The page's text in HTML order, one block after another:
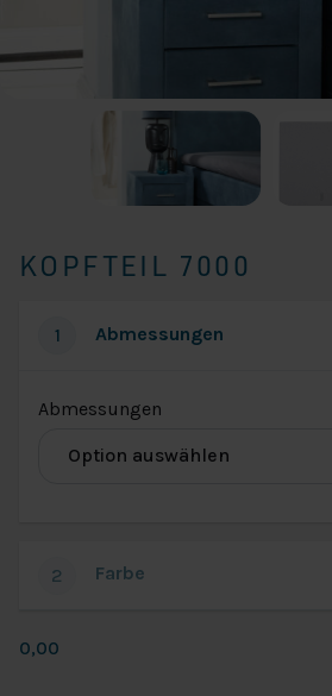
KOPFTEIL 7000
1 Abmessungen
Abmessungen
Abmessungen
2 Farbe
0,00